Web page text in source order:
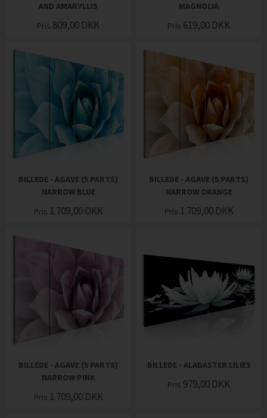
AND AMARYLLIS
Pris 809,00 DKK
MAGNOLIA
Pris 619,00 DKK
BILLEDE - AGAVE (5 PARTS)
NARROW BLUE
Pris 1.709,00 DKK
BILLEDE - AGAVE (5 PARTS)
NARROW ORANGE
Pris 1.709,00 DKK
BILLEDE - AGAVE (5 PARTS)
NARROW PINK
Pris 1.709,00 DKK
BILLEDE - ALABASTER LILIES
Pris 979,00 DKK